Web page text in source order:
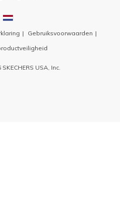
Gebruiksvoorwaarden
USA, Inc.